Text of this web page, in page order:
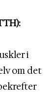
i
om det